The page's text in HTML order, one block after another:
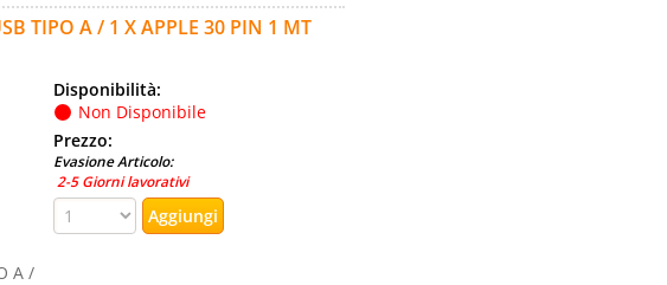
TIPO A / 1 X APPLE 30 PIN 1 MT
A /
Disponibilità:
Non Disponibile
Prezzo:
Evasione Articolo:
2-5 Giorni lavorativi